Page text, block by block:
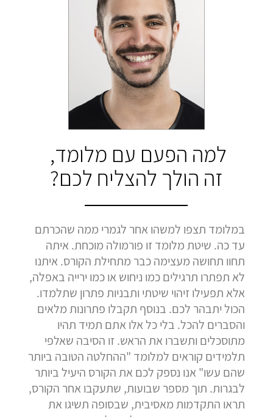
למה הפעם עם מלומד,
זה הולך להצליח לכם?
במלומד תצפו למשהו אחר לגמרי ממה שהכרתם
עד כה. שיטת מלומד זו פורמולה מוכחת. איתה
תחוו תחושה מעצימה כבר מתחילת הקורס. איתנו
לא תפתרו תרגילים כמו ניחוש או כמו ירייה באפלה,
אלא תפעילו זיהוי שיטתי ותבניות פתרון שתלמדו.
הכול יתבהר לכם. בנוסף תקבלו פתרונות מלאים
והסברים להכל. בלי כל אלו אתם תמיד תהיו
מתוסכלים ותשברו את הראש. זו הסיבה שאלפי
תלמידים קוראים למלומד "ההחלטה הטובה ביותר
שהם עשו" אנו נספק לכם את הקורס היעיל ביותר
לבגרות. תוך מספר שבועות, שתעקבו אחר הקורס,
תראו התקדמות מאסיבית, שבסופה תשיגו את